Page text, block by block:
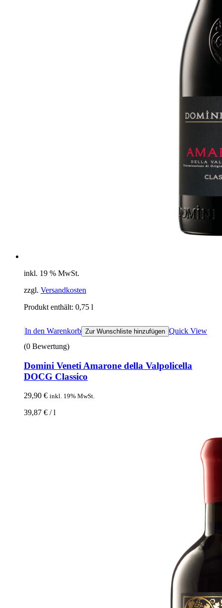
inkl. 19 % MwSt.
zzgl. Versandkosten
Produkt enthält: 0,75 l
In den Warenkorb Zur Wunschliste hinzufügen Quick View
(0 Bewertung)
Domini Veneti Amarone della Valpolicella
DOCG Classico
29,90 € inkl. 19% MwSt.
39,87 € /l